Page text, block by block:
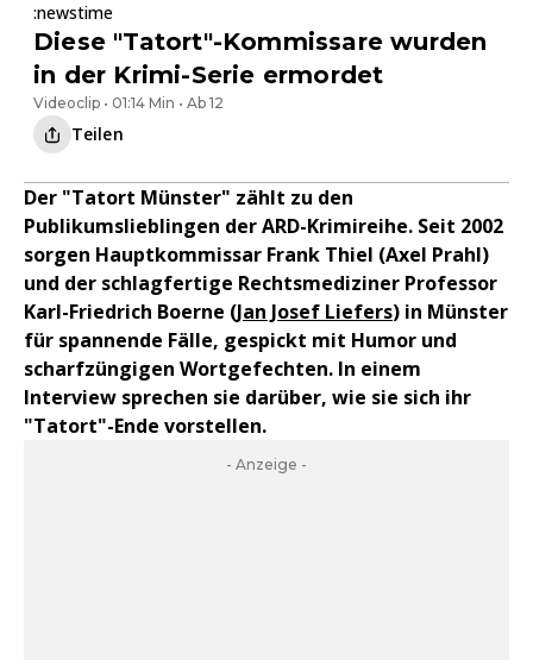
:newstime
Diese "Tatort"-Kommissare wurden
in der Krimi-Serie ermordet
Videoclip • 01:14 Min • Ab 12
Teilen
Der "Tatort Münster" zählt zu den
Publikumslieblingen der ARD-Krimireihe. Seit 2002
sorgen Hauptkommissar Frank Thiel (Axel Prahl)
und der schlagfertige Rechtsmediziner Professor
Karl-Friedrich Boerne (Jan Josef Liefers) in Münster
für spannende Fälle, gespickt mit Humor und
scharfzüngigen Wortgefechten. In einem
Interview sprechen sie darüber, wie sie sich ihr
"Tatort"-Ende vorstellen.
- Anzeige -